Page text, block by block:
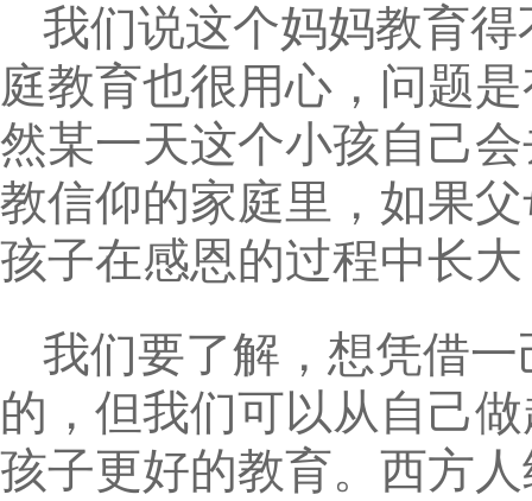
我们说这个妈妈教育
庭教育也很用心，问题
然某一天这个小孩自己
教信仰的家庭里，如果
孩子在感恩的过程中长
我们要了解，想凭借
的，但我们可以从自己
孩子更好的教育。西方